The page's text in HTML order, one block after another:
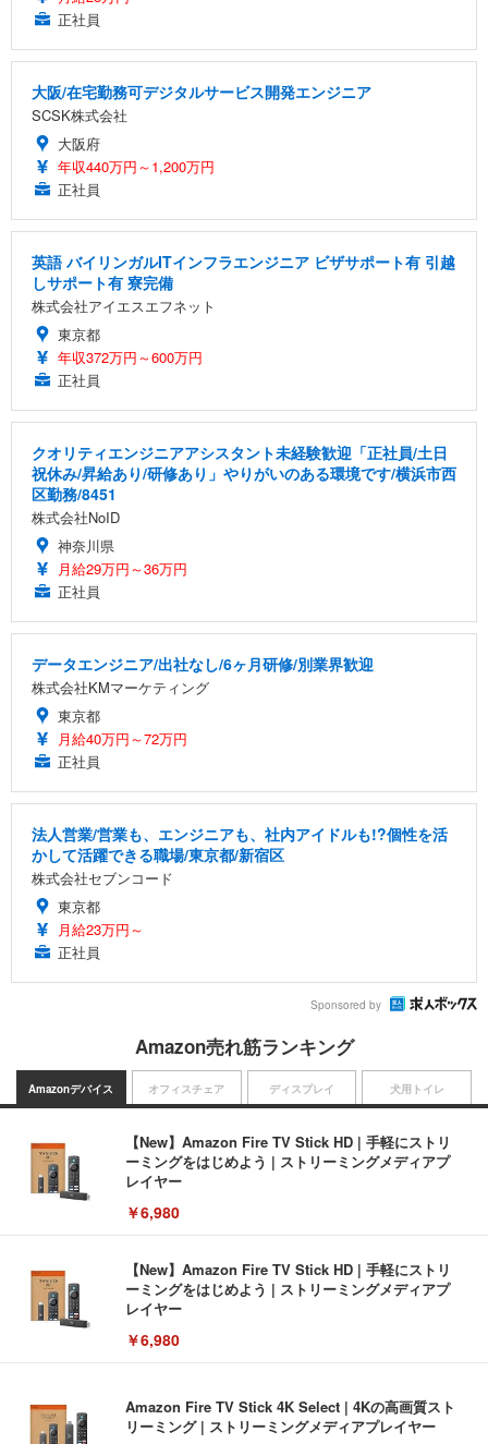
正社員
大阪/在宅勤務可デジタルサービス開発エンジニア
SCSK株式会社
大阪府
年収440万円～1,200万円
正社員
英語 バイリンガルITインフラエンジニア ビザサポート有 引越
しサポート有 寮完備
株式会社アイエスエフネット
東京都
年収372万円～600万円
正社員
クオリティエンジニアアシスタント未経験歓迎「正社員/土日
祝休み/昇給あり/研修あり」やりがいのある環境です/横浜市西
区勤務/8451
株式会社NoID
神奈川県
月給29万円～36万円
正社員
データエンジニア/出社なし/6ヶ月研修/別業界歓迎
株式会社KMマーケティング
東京都
月給40万円～72万円
正社員
法人営業/営業も、エンジニアも、社内アイドルも!?個性を活
かして活躍できる職場/東京都/新宿区
株式会社セブンコード
東京都
月給23万円～
正社員
Sponsored by
Amazon売れ筋ランキング
Amazonデバイス
【New】Amazon Fire TV Stick HD | 手軽にストリ
ーミングをはじめよう | ストリーミングメディアプ
レイヤー
￥6,980
【New】Amazon Fire TV Stick HD | 手軽にストリ
ーミングをはじめよう | ストリーミングメディアプ
レイヤー
￥6,980
Amazon Fire TV Stick 4K Select | 4Kの高画質スト
リーミング | ストリーミングメディアプレイヤー
オフィスチェア ディスプレイ 犬用トイレ